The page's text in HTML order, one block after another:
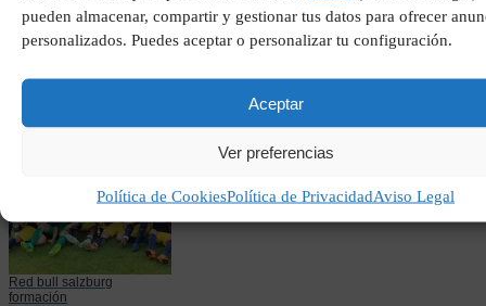
pueden almacenar, compartir y gestionar tus datos para ofrecer
personalizados. Puedes aceptar o personalizar tu configuración.
Aceptar
Ver preferencias
Política de CookiesPolítica de PrivacidadAviso Legal
Intenta no llorar llora
Red bull salzburg
formación